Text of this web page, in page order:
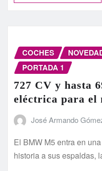
COCHES
PORTADA 1
727 CV y hasta
eléctrica para el
José Armando
El BMW M5 entra en
historia a sus espaldas,